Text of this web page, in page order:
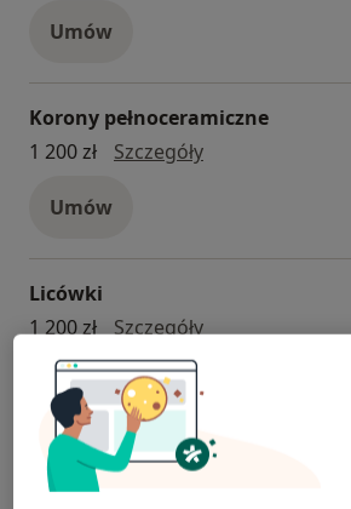
Umów
Korony pełnoceramiczne
1 200 zł
Szczegółykorony
Umów
Licówki
1 200 zł
Szczegółylicówki
Umów
+ 4 usługi